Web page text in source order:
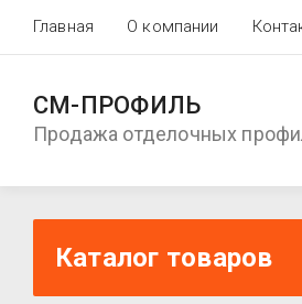
Главная О компании
СМ-ПРОФИЛЬ
Продажа отделочных
Каталог товаров